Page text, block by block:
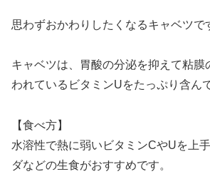
思わずおかわりしたくなるキャベツで
キャベツは、胃酸の分泌を抑えて粘膜
われているビタミンUをたっぷり含ん
【食べ方】
水溶性で熱に弱いビタミンCやUを上
ダなどの生食がおすすめです。